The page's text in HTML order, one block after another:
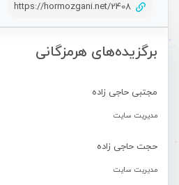
برگزیده‌های هرمزگانی
مجتبی حاجی زاده
مدیریت سایت
حجت حاجی زاده
مدیریت سایت
https://hormozgani.net/2408